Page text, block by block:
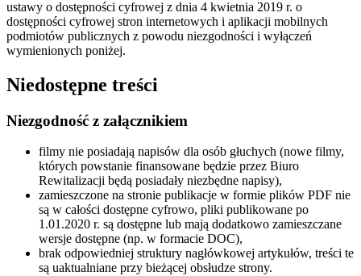
ustawy o dostępności cyfrowej z dnia 4 kwietnia 2019 r. o
dostępności cyfrowej stron internetowych i aplikacji mobilnych
podmiotów publicznych z powodu niezgodności i wyłączeń
wymienionych poniżej.
Niedostępne treści
Niezgodność z załącznikiem
filmy nie posiadają napisów dla osób głuchych (nowe filmy,
których powstanie finansowane będzie przez Biuro
Rewitalizacji będą posiadały niezbędne napisy),
zamieszczone na stronie publikacje w formie plików PDF nie
są w całości dostępne cyfrowo, pliki publikowane po
1.01.2020 r. są dostępne lub mają dodatkowo zamieszczane
wersje dostępne (np. w formacie DOC),
brak odpowiedniej struktury nagłówkowej artykułów, treści te
są uaktualniane przy bieżącej obsłudze strony.